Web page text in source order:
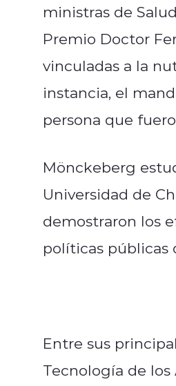
ministras de
Premio Doctor
vinculadas a la
instancia, el
persona que
Mönckeberg
Universidad de
demostraron los
políticas públicas
Entre sus
Tecnología de